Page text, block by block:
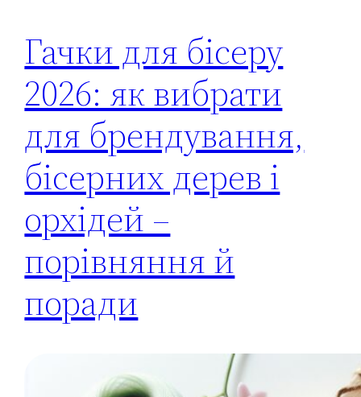
Гачки для бісеру
2026: як вибрати
для брендування,
бісерних дерев і
орхідей –
порівняння й
поради